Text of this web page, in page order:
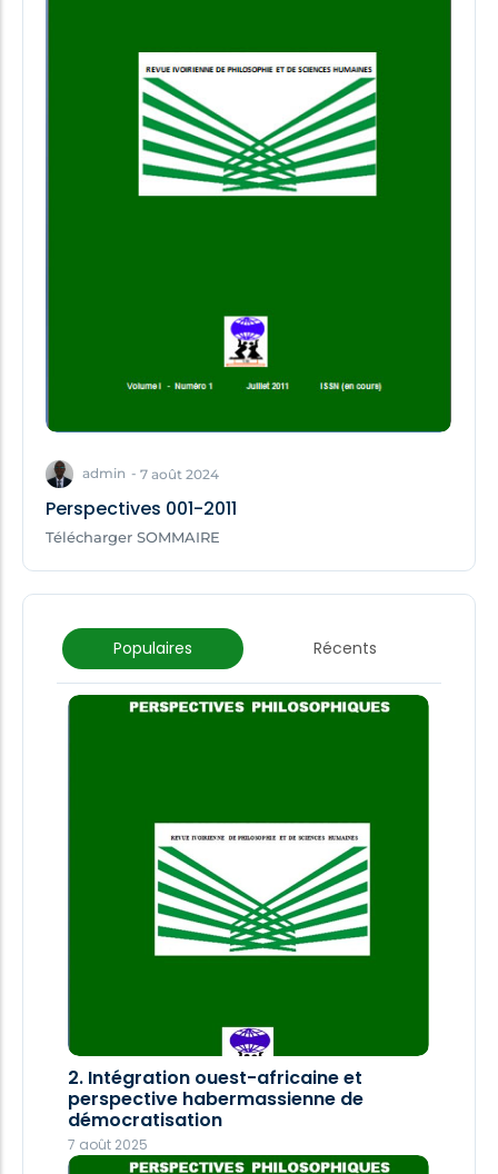
admin - 7 août 2024
Perspectives 001-2011
Télécharger SOMMAIRE
Populaires Récents
2. Intégration ouest-africaine et
perspective habermassienne de
démocratisation
7 août 2025
3. Le fils de-la-femme-mâle de
Maurice BANDAMAN
28 décembre 2025